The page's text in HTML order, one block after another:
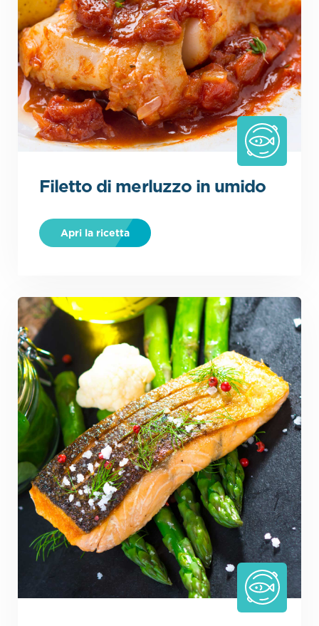
Filetto di merluzzo in umido
Apri la ricetta